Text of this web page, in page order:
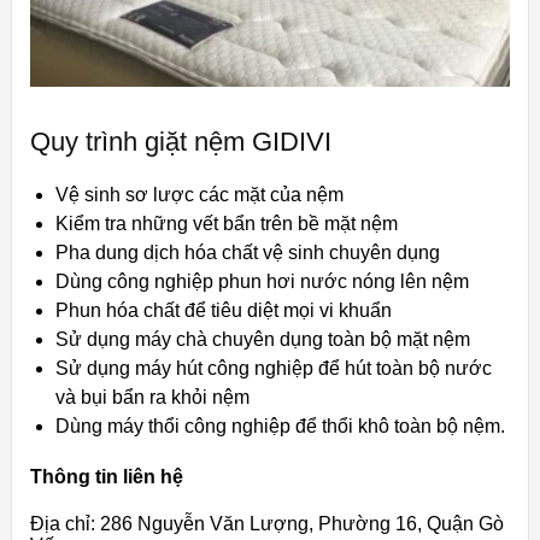
Quy trình giặt nệm GIDIVI
Vệ sinh sơ lược các mặt của nệm
Kiểm tra những vết bẩn trên bề mặt nệm
Pha dung dịch hóa chất vệ sinh chuyên dụng
Dùng công nghiệp phun hơi nước nóng lên nệm
Phun hóa chất để tiêu diệt mọi vi khuẩn
Sử dụng máy chà chuyên dụng toàn bộ mặt nệm
Sử dụng máy hút công nghiệp để hút toàn bộ nước
và bụi bẩn ra khỏi nệm
Dùng máy thổi công nghiệp để thổi khô toàn bộ nệm.
Thông tin liên hệ
Địa chỉ: 286 Nguyễn Văn Lượng, Phường 16, Quận Gò